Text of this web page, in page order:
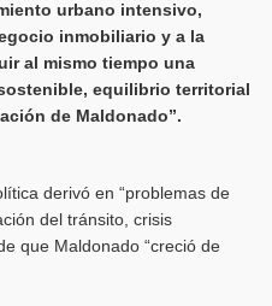
urbano intensivo,
inmobiliario y a la
al mismo tiempo una
equilibrio territorial
de Maldonado”.
derivó en “problemas de
del tránsito, crisis
que Maldonado “creció de